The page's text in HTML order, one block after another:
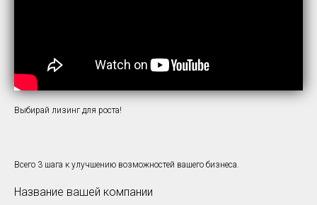
Выбирай лизинг для роста!
Всего 3 шага к улучшению возможностей вашего бизнеса.
Название вашей компании